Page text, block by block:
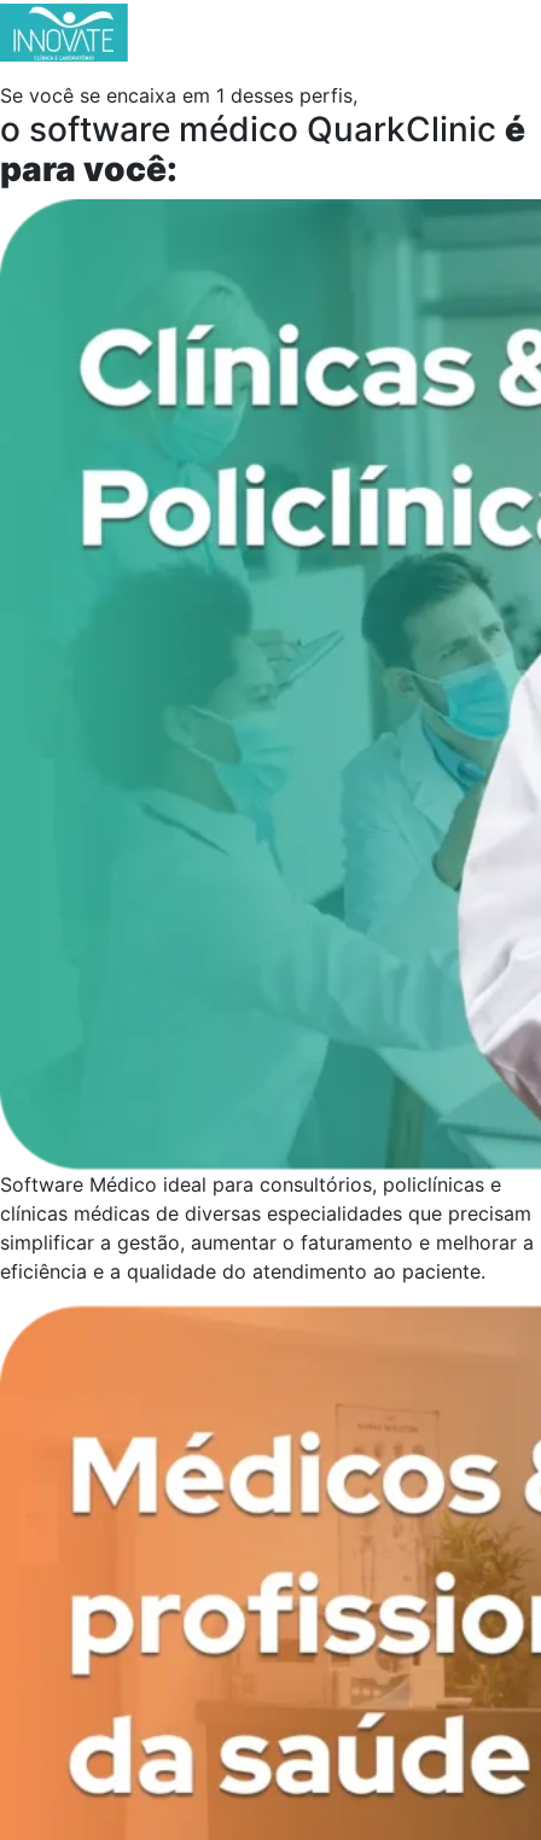
Se você se encaixa em 1 desses perfis,
o software médico QuarkClinic é
para você:
Software Médico ideal para consultórios, policlínicas e
clínicas médicas de diversas especialidades que precisam
simplificar a gestão, aumentar o faturamento e melhorar a
eficiência e a qualidade do atendimento ao paciente.